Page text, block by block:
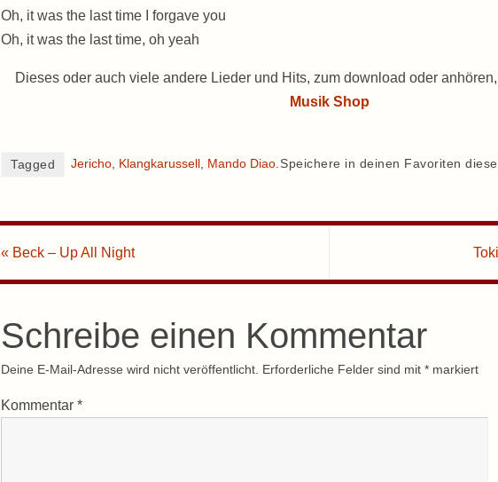
Oh, it was the last time I forgave you
Oh, it was the last time, oh yeah
Dieses oder auch viele andere Lieder und Hits, zum download oder
Musik Shop
Tagged Jericho Klangkarussell Mando Diao Speichere in deinen Favoriten
« Beck – Up All Night
Schreibe einen Kommentar
Deine E-Mail-Adresse wird nicht veröffentlicht. Erforderliche Felder sind mit * markiert
Kommentar *